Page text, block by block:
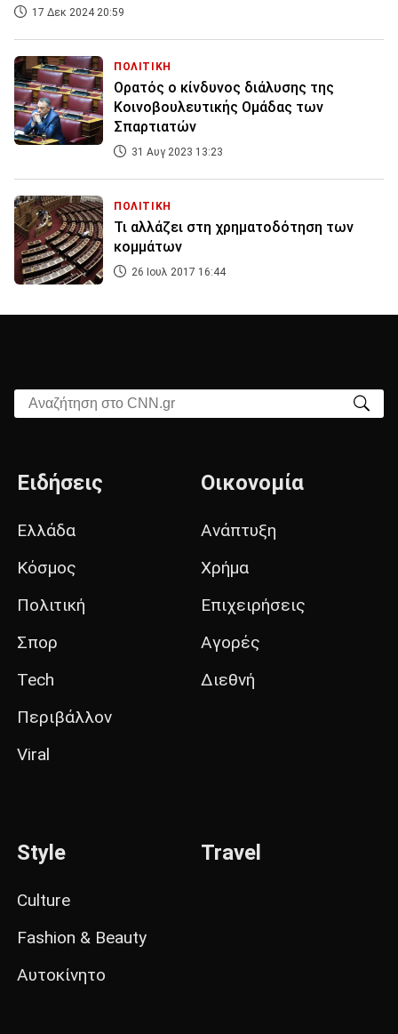
17 Δεκ 2024 20:59
ΠΟΛΙΤΙΚΗ
Ορατός ο κίνδυνος διάλυσης της
Κοινοβουλευτικής Ομάδας των
Σπαρτιατών
31 Αυγ 2023 13:23
ΠΟΛΙΤΙΚΗ
Τι αλλάζει στη χρηματοδότηση των
κομμάτων
26 Ιουλ 2017 16:44
Αναζήτηση στο CNN.gr
Ειδήσεις
Ελλάδα
Κόσμος
Πολιτική
Σπορ
Tech
Περιβάλλον
Viral
Οικονομία
Ανάπτυξη
Χρήμα
Επιχειρήσεις
Αγορές
Διεθνή
Style
Culture
Fashion & Beauty
Αυτοκίνητο
Travel